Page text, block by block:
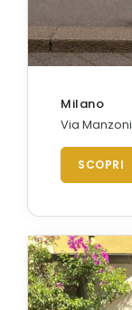
Milano
Via
SCOPRI